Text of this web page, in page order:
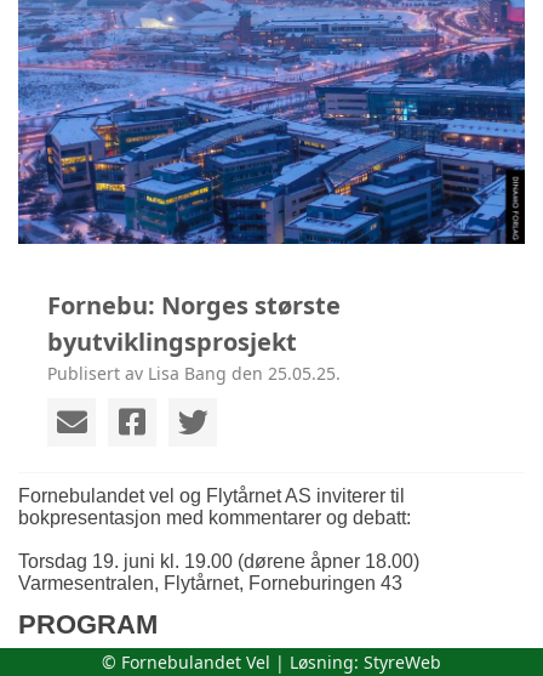
Fornebu: Norges største
byutviklingsprosjekt
Publisert av Lisa Bang den 25.05.25.
Fornebulandet vel og Flytårnet AS inviterer til
bokpresentasjon med kommentarer og debatt:
Torsdag 19. juni kl. 19.00 (dørene åpner 18.00)
Varmesentralen, Flytårnet, Forneburingen 43
PROGRAM
Foredrag ved Arthur Wøhni Fornebu – fra flytil by:
© Fornebulandet Vel | Løsning: StyreWeb